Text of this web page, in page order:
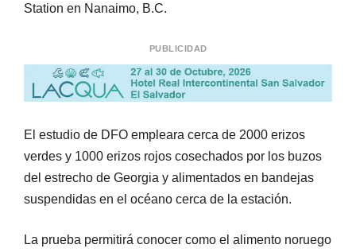
Station en Nanaimo, B.C.
PUBLICIDAD
El estudio de DFO empleara cerca de 2000 erizos
verdes y 1000 erizos rojos cosechados por los buzos
del estrecho de Georgia y alimentados en bandejas
suspendidas en el océano cerca de la estación.
La prueba permitirá conocer como el alimento noruego